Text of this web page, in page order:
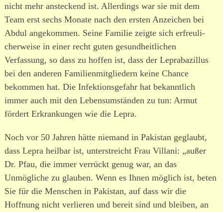
nicht mehr anste­ckend ist. Allerdings war sie mit dem
Team erst sechs Monate nach den ersten Anzeichen bei
Abdul ange­kommen. Seine Familie zeigte sich erfreu­li­
cher­weise in einer recht guten gesund­heit­lichen
Verfassung, so dass zu hoffen ist, dass der Leprabazillus
bei den anderen Familienmitgliedern keine Chance
bekommen hat. Die Infektionsgefahr hat bekanntlich
immer auch mit den Lebensumständen zu tun: Armut
fördert Erkrankungen wie die Lepra.
Noch vor 50 Jahren hätte niemand in Pakistan geglaubt,
dass Lepra heilbar ist, unter­streicht Frau Villani: „außer
Dr. Pfau, die immer verrückt genug war, an das
Unmögliche zu glauben. Wenn es Ihnen möglich ist, beten
Sie für die Menschen in Pakistan, auf dass wir die
Hoffnung nicht verlieren und bereit sind und bleiben, an